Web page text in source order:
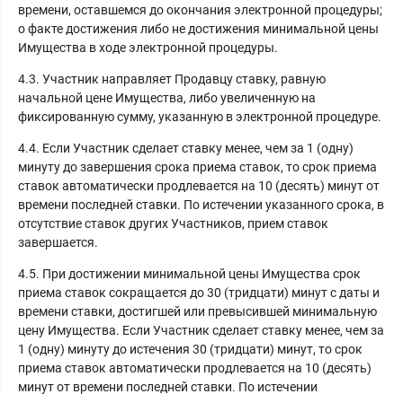
времени, оставшемся до окончания электронной процедуры;
о факте достижения либо не достижения минимальной цены
Имущества в ходе электронной процедуры.
4.3. Участник направляет Продавцу ставку, равную
начальной цене Имущества, либо увеличенную на
фиксированную сумму, указанную в электронной процедуре.
4.4. Если Участник сделает ставку менее, чем за 1 (одну)
минуту до завершения срока приема ставок, то срок приема
ставок автоматически продлевается на 10 (десять) минут от
времени последней ставки. По истечении указанного срока, в
отсутствие ставок других Участников, прием ставок
завершается.
4.5. При достижении минимальной цены Имущества срок
приема ставок сокращается до 30 (тридцати) минут с даты и
времени ставки, достигшей или превысившей минимальную
цену Имущества. Если Участник сделает ставку менее, чем за
1 (одну) минуту до истечения 30 (тридцати) минут, то срок
приема ставок автоматически продлевается на 10 (десять)
минут от времени последней ставки. По истечении